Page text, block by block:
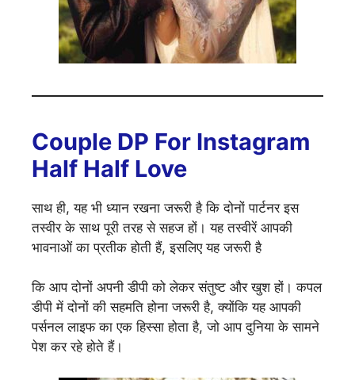
Couple DP For Instagram
Half Half Love
साथ ही, यह भी ध्यान रखना जरूरी है कि दोनों पार्टनर इस
तस्वीर के साथ पूरी तरह से सहज हों। यह तस्वीरें आपकी
भावनाओं का प्रतीक होती हैं, इसलिए यह जरूरी है
कि आप दोनों अपनी डीपी को लेकर संतुष्ट और खुश हों। कपल
डीपी में दोनों की सहमति होना जरूरी है, क्योंकि यह आपकी
पर्सनल लाइफ का एक हिस्सा होता है, जो आप दुनिया के सामने
पेश कर रहे होते हैं।